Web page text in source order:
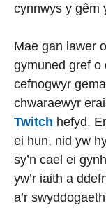
cynnwys y gêm
Mae gan lawer
gymuned gref o
cefnogwyr
chwaraewyr
Twitch hefyd.
ei hun, nid yw
sy’n cael ei
yw’r iaith a
a’r